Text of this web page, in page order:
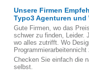
Unsere Firmen
Typo3 Agenturen und
Gute Firmen, wo das
schwer zu finden, Leider.
wo alles zutrifft. Wo
Checken Sie einfach die
selbst.